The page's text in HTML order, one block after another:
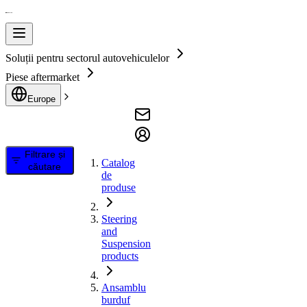
Soluții pentru sectorul autovehiculelor
Piese aftermarket
Europe
Filtrare și
căutare
Catalog
de
produse
Steering
and
Suspension
products
Ansamblu
burduf